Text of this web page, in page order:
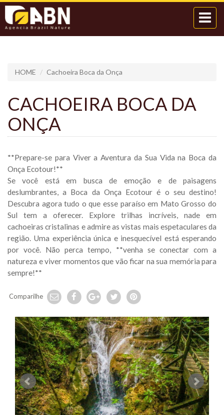
Toggle
HOME Cachoeira Boca da Onça
CACHOEIRA BOCA DA
ONÇA
**Prepare-se para Viver a Aventura da Sua Vida na Boca da
Onça Ecotour!**
Se você está em busca de emoção e de paisagens
deslumbrantes, a Boca da Onça Ecotour é o seu destino!
Descubra agora tudo o que esse paraíso em Mato Grosso do
Sul tem a oferecer. Explore trilhas incríveis, nade em
cachoeiras cristalinas e admire as vistas mais espetaculares da
região. Uma experiência única e inesquecível está esperando
por você. Não perca tempo, **venha se conectar com a
natureza e viver momentos que vão ficar na sua memória para
sempre!**
Comparilhe